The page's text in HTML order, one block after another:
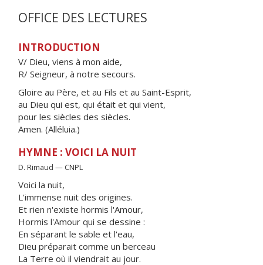
OFFICE DES LECTURES
INTRODUCTION
V/ Dieu, viens à mon aide,
R/ Seigneur, à notre secours.
Gloire au Père, et au Fils et au Saint-Esprit,
au Dieu qui est, qui était et qui vient,
pour les siècles des siècles.
Amen. (Alléluia.)
HYMNE : VOICI LA NUIT
D. Rimaud — CNPL
Voici la nuit,
L'immense nuit des origines.
Et rien n'existe hormis l'Amour,
Hormis l'Amour qui se dessine :
En séparant le sable et l'eau,
Dieu préparait comme un berceau
La Terre où il viendrait au jour.